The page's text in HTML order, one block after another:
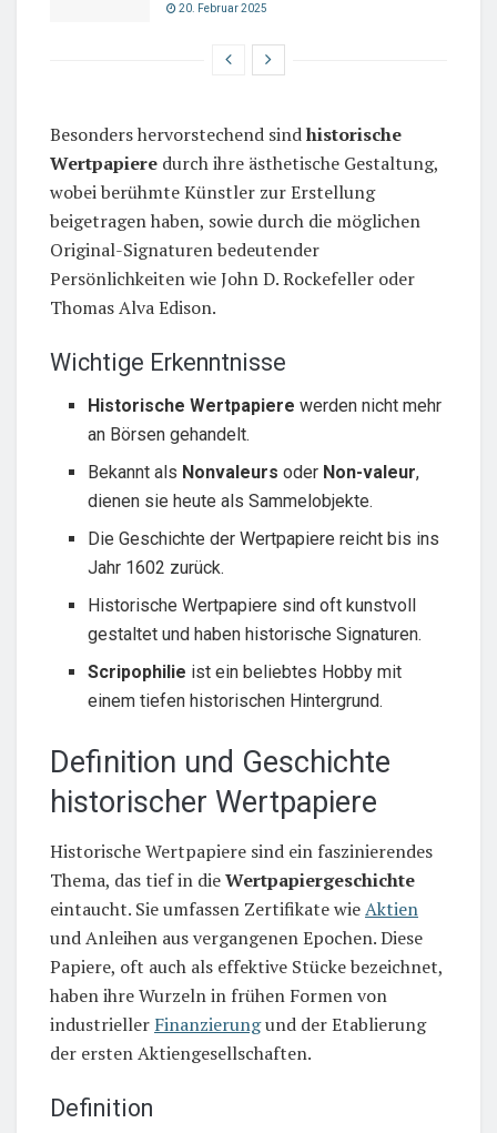
20. Februar 2025
Besonders hervorstechend sindhistorische
Wertpapiere durch ihre ästhetische Gestaltung,
wobei berühmte Künstler zur Erstellung
beigetragen haben, sowie durch die möglichen
Original-Signaturen bedeutender
Persönlichkeiten wie John D. Rockefeller oder
Thomas Alva Edison.
Wichtige Erkenntnisse
Historische Wertpapiere werden nicht mehr
an Börsen gehandelt.
Bekannt als Nonvaleurs oder Non-valeur,
dienen sie heute als Sammelobjekte.
Die Geschichte der Wertpapiere reicht bis ins
Jahr 1602 zurück.
Historische Wertpapiere sind oft kunstvoll
gestaltet und haben historische Signaturen.
Scripophilie ist ein beliebtes Hobby mit
einem tiefen historischen Hintergrund.
Definition und Geschichte
historischer Wertpapiere
Historische Wertpapiere sind ein faszinierendes
Thema, das tief in dieWertpapiergeschichte
eintaucht. Sie umfassen Zertifikate wieAktien
und Anleihen aus vergangenen Epochen. Diese
Papiere, oft auch als effektive Stücke bezeichnet,
haben ihre Wurzeln in frühen Formen von
industrieller Finanzierungund der Etablierung
der ersten Aktiengesellschaften.
Definition